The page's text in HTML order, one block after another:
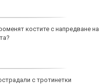
костите с напредване на
с тротинетки